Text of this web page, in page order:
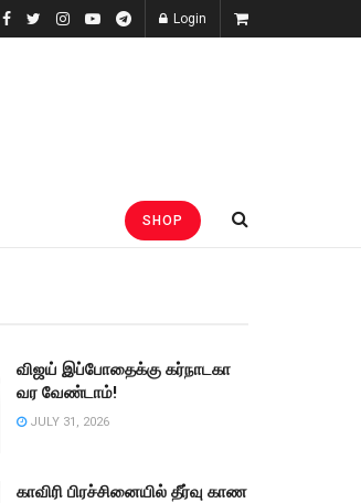
Login
SHOP
விஜய் இப்போதைக்கு கர்நாடகா
வர வேண்டாம்!
JULY 31, 2026
காவிரி பிரச்சினையில் தீர்வு காண